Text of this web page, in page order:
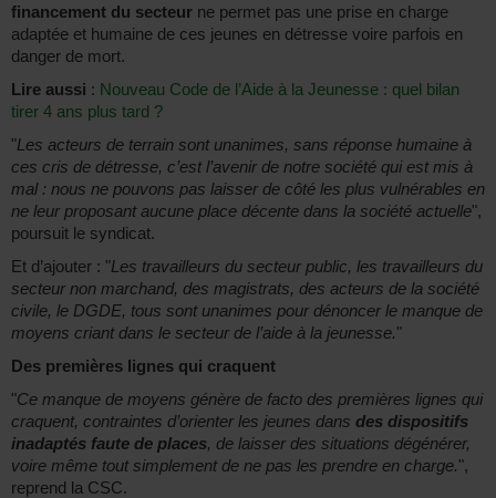
financement du secteur ne permet pas une prise en charge
adaptée et humaine de ces jeunes en détresse voire parfois en
danger de mort.
Lire aussi : Nouveau Code de l’Aide à la Jeunesse : quel bilan
tirer 4 ans plus tard ?
"Les acteurs de terrain sont unanimes, sans réponse humaine à
ces cris de détresse, c’est l’avenir de notre société qui est mis à
mal : nous ne pouvons pas laisser de côté les plus vulnérables en
ne leur proposant aucune place décente dans la société actuelle",
poursuit le syndicat.
Et d’ajouter : "Les travailleurs du secteur public, les travailleurs du
secteur non marchand, des magistrats, des acteurs de la société
civile, le DGDE, tous sont unanimes pour dénoncer le manque de
moyens criant dans le secteur de l’aide à la jeunesse."
Des premières lignes qui craquent
"Ce manque de moyens génère de facto des premières lignes qui
craquent, contraintes d’orienter les jeunes dans des dispositifs
inadaptés faute de places, de laisser des situations dégénérer,
voire même tout simplement de ne pas les prendre en charge.",
reprend la CSC.